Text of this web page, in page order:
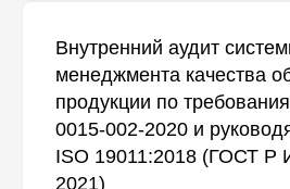
Внутренний аудит
менеджмента качества
продукции по
0015-002-2020 и
ISO 19011:2018 (ГОСТ Р
2021)